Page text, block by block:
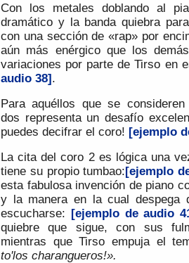
Con los metales doblando al
dramático y la banda quiebra
con una sección de «rap» por
aún más enérgico que los
variaciones por parte de Tirso en
audio 38].
Para aquéllos que se
dos representa un desafío
puedes decifrar el coro! [ejemplo
La cita del coro 2 es lógica una
tiene su propio tumbao:[ejemplo
esta fabulosa invención de piano
y la manera en la cual despega
escucharse: [ejemplo de audio
quiebre que sigue, con sus
mientras que Tirso empuja el
to'los charangueros!».